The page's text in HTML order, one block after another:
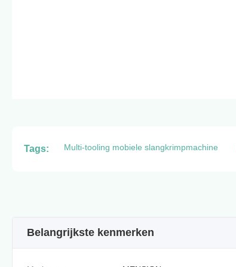
Tags: Multi-tooling mobiele slangkrimpmachine
Belangrijkste kenmerken